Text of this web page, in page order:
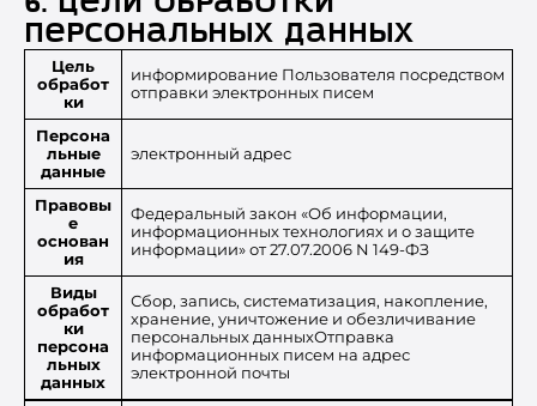
персональных данных
Цель
обработ
ки
информирование Пользователя посредством
отправки электронных писем
Персона
льные
данные
электронный адрес
Правовы
е
основан
ия
Федеральный закон «Об информации,
информационных технологиях и о защите
информации» от 27.07.2006 N 149-ФЗ
Виды
обработ
ки
персона
льных
данных
Сбор, запись, систематизация, накопление,
хранение, уничтожение и обезличивание
персональных данныхОтправка
информационных писем на адрес
электронной почты